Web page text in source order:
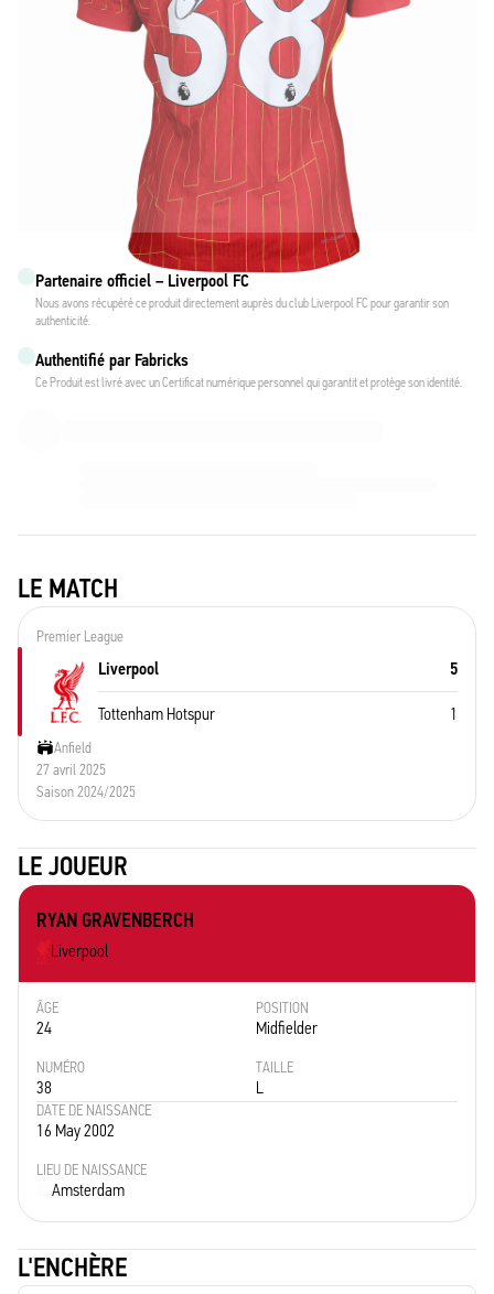
Partenaire officiel – Liverpool FC
Nous avons récupéré ce produit directement auprès du club Liverpool FC pour garantir son
authenticité.
Authentifié par Fabricks
Ce Produit est livré avec un Certificat numérique personnel qui garantit et protège son identité.
LE MATCH
Premier League
Liverpool 5
Tottenham Hotspur 1
Anfield
27 avril 2025
Saison 2024/2025
LE JOUEUR
RYAN GRAVENBERCH
Liverpool
ÂGE
24
POSITION
Midfielder
NUMÉRO
38
TAILLE
L
DATE DE NAISSANCE
16 May 2002
LIEU DE NAISSANCE
Amsterdam
L'ENCHÈRE